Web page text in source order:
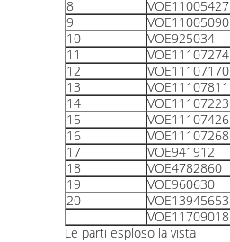
8
VOE11005427
9
VOE11005090
10
VOE925034
11
VOE11107274
12
VOE11107170
13
VOE11107811
14
VOE11107223
15
VOE11107426
16
VOE11107268
17
VOE941912
18
VOE4782860
19
VOE960630
20
VOE13945653
VOE11709018
Le parti esploso la vista